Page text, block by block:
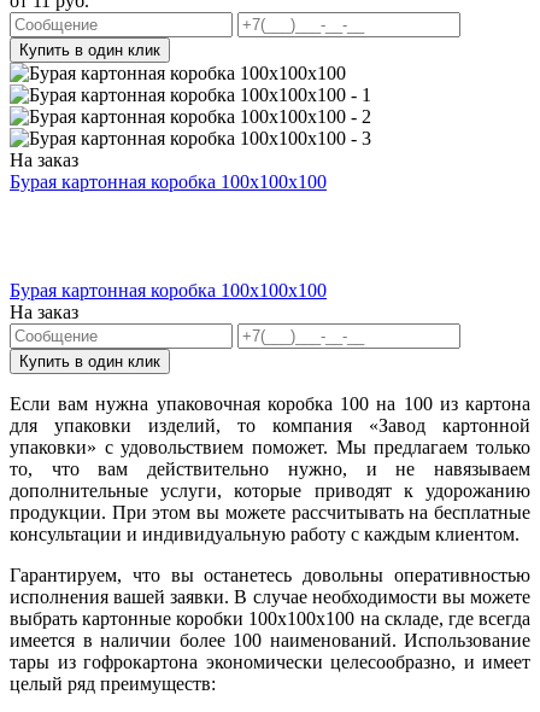
Купить в один клик
На заказ
Бурая картонная коробка 100x100x100
Бурая картонная коробка 100x100x100
На заказ
Купить в один клик
Если вам нужна упаковочная коробка 100 на 100 из картона
для упаковки изделий, то компания «Завод картонной
упаковки» с удовольствием поможет. Мы предлагаем только
то, что вам действительно нужно, и не навязываем
дополнительные услуги, которые приводят к удорожанию
продукции. При этом вы можете рассчитывать на бесплатные
консультации и индивидуальную работу с каждым клиентом.
Гарантируем, что вы останетесь довольны оперативностью
исполнения вашей заявки. В случае необходимости вы можете
выбрать картонные коробки 100х100х100 на складе, где всегда
имеется в наличии более 100 наименований. Использование
тары из гофрокартона экономически целесообразно, и имеет
целый ряд преимуществ: